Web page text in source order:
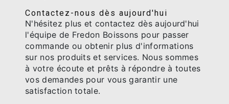
Contactez-nous dès aujourd'hui
N'hésitez plus et contactez dès aujourd'hui
l'équipe de Fredon Boissons pour passer
commande ou obtenir plus d'informations
sur nos produits et services. Nous sommes
à votre écoute et prêts à répondre à toutes
vos demandes pour vous garantir une
satisfaction totale.